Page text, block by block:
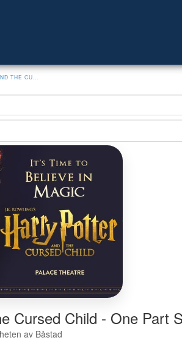
THE CU...
Cursed Child - One Part
av Båstad